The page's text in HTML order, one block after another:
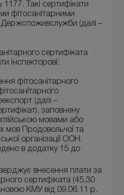
Такі сертифікати
фітосанітарними
Держспоживслужби (далі –
сертифіката
інспекторові:
фітосанітарного
(далі –
заповнену
мовами або
мов Продовольчої та
організації ООН.
в додатку 15 до
внесення плати за
сертифіката (45,30
КМУ від 09.06.11 р.